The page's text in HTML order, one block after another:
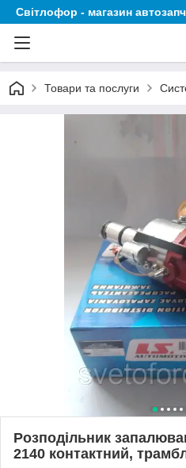
Світлофор - магазин
Товари та послуги
Розподiльник
2140 контактний,